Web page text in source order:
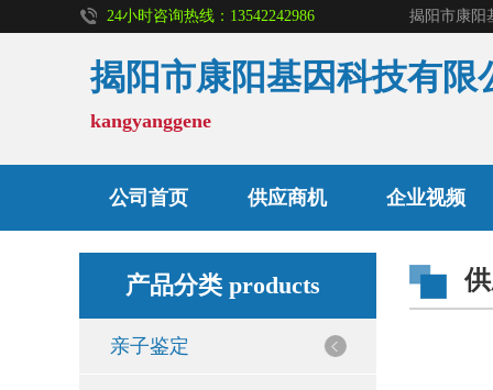
24小时咨询热线：13542242986
揭阳市康阳基因科技有限
kangyanggene
公司首页 供应商机 企业视频
产品分类 products
亲子鉴定
亲子鉴定
无创胎儿亲子鉴定